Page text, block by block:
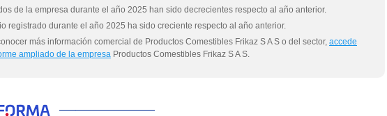
de la empresa durante el año 2025 han sido decrecientes respecto al año anterior.
registrado durante el año 2025 ha sido creciente respecto al año anterior.
más información comercial de Productos Comestibles Frikaz S A S o del sector, accede
ampliado de la empresa Productos Comestibles Frikaz S A S.